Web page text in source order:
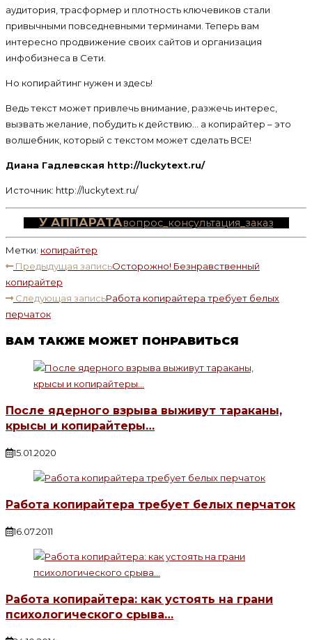
аудитория, трасформер и плотность ключевиков стали
привычными повседневными терминами. Теперь вам
интересно продвижение своих сайтов и организация
инфобизнеса в Сети.
Но копирайтинг нужен и здесь!
Ведь текст может привлечь внимание, разжечь интерес,
вызвать желание, побудить к действию… а копирайтер – это
волшебник, который с текстом может сделать ВСЕ!
Диана Гадлевская http://luckytext.ru/
Источник: http://luckytext.ru/
У АППАРАТАвопрос_консультация_заказ
Метки: копирайтер
ЧИТАТЬ
СТАТЬИ
Предыдущая записьОсторожно! Безнравственный
копирайтер
Следующая записьРабота копирайтера требует белых
перчаток
ВАМ ТАКЖЕ МОЖЕТ ПОНРАВИТЬСЯ
После ядерного взрыва выживут тараканы,
крысы и копирайтеры…
15.01.2020
Работа копирайтера требует белых перчаток
16.07.2011
Работа копирайтера: как устоять на грани
психологического срыва…